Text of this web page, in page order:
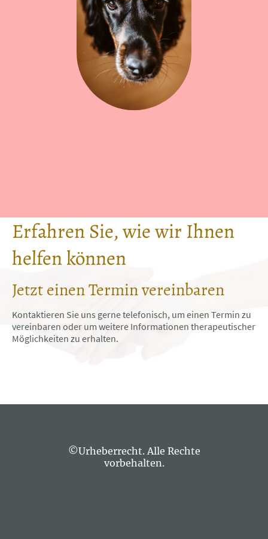
Erfahren Sie, wie wir Ihnen
helfen können
Jetzt einen Termin vereinbaren
Kontaktieren Sie uns gerne telefonisch, um einen Termin zu
vereinbaren oder um weitere Informationen therapeutischer
Möglichkeiten zu erhalten.
©Urheberrecht. Alle Rechte
vorbehalten.